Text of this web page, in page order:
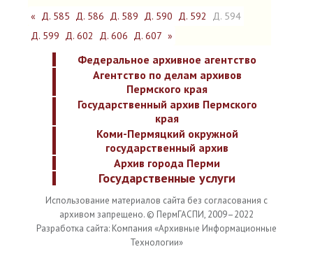
« Д. 585 Д. 586 Д. 589 Д. 590 Д. 592
Д. 594
Д. 599 Д. 602 Д. 606 Д. 607 »
Федеральное архивное агентство
Агентство по делам архивов
Пермского края
Государственный архив Пермского
края
Коми-Пермяцкий окружной
государственный архив
Архив города Перми
Государственные услуги
Использование материалов сайта без согласования с
архивом запрещено. © ПермГАСПИ, 2009–2022
Разработка сайта: Компания «Архивные Информационные
Технологии»